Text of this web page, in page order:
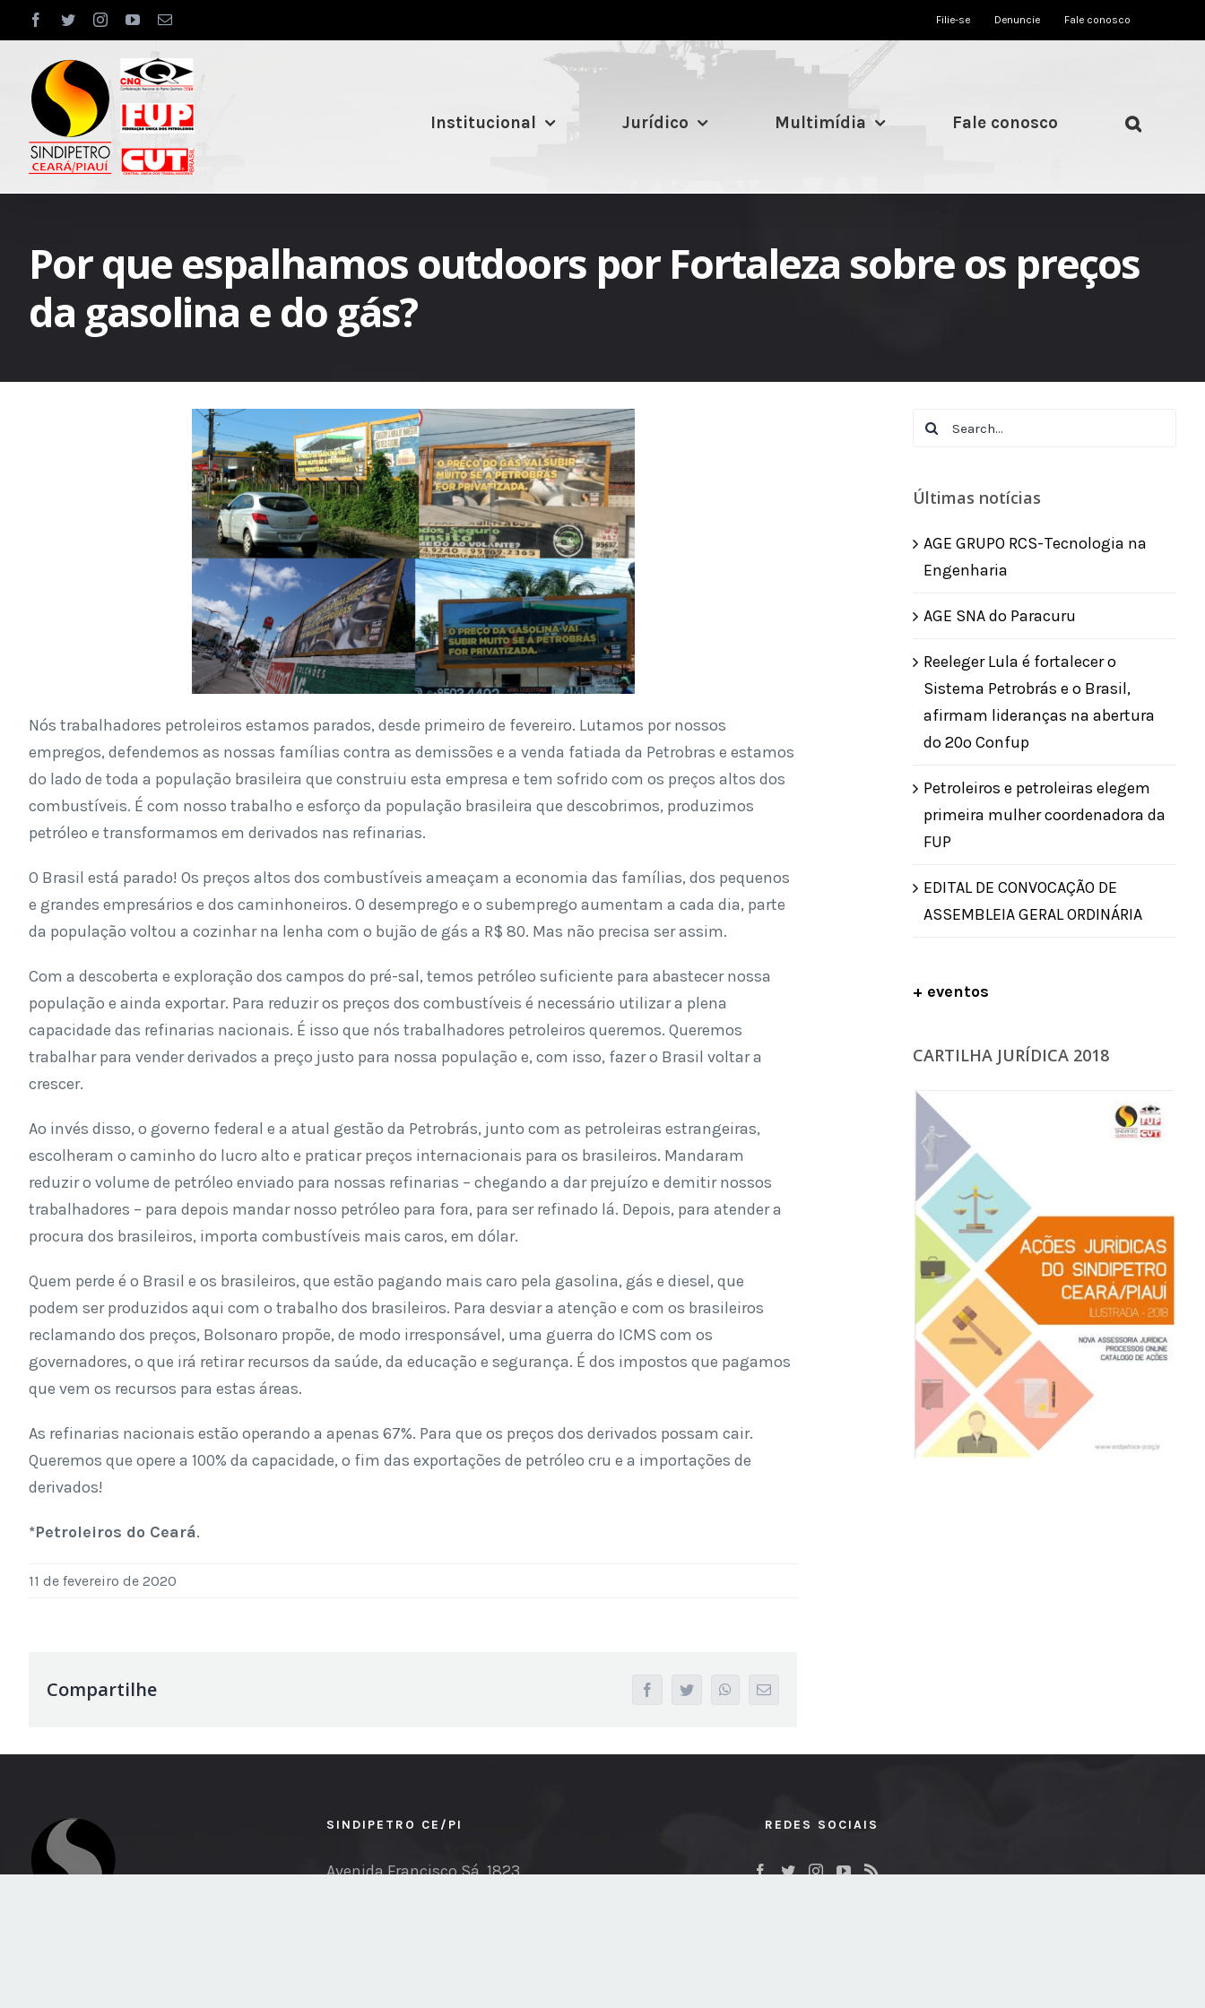
to
content
facebook
twitterinstagram
youtubeEmail Filie-se Denuncie Fale conosco
Institucional Jurídico Multimídia Fale conosco
Por que espalhamos outdoors por Fortaleza sobre os preços
da gasolina e do gás?
Nós trabalhadores petroleiros estamos parados, desde primeiro de fevereiro. Lutamos por nossos
empregos, defendemos as nossas famílias contra as demissões e a venda fatiada da Petrobras e estamos
do lado de toda a população brasileira que construiu esta empresa e tem sofrido com os preços altos dos
combustíveis. É com nosso trabalho e esforço da população brasileira que descobrimos, produzimos
petróleo e transformamos em derivados nas refinarias.
O Brasil está parado! Os preços altos dos combustíveis ameaçam a economia das famílias, dos pequenos
e grandes empresários e dos caminhoneiros. O desemprego e o subemprego aumentam a cada dia, parte
da população voltou a cozinhar na lenha com o bujão de gás a R$ 80. Mas não precisa ser assim.
Com a descoberta e exploração dos campos do pré-sal, temos petróleo suficiente para abastecer nossa
população e ainda exportar. Para reduzir os preços dos combustíveis é necessário utilizar a plena
capacidade das refinarias nacionais. É isso que nós trabalhadores petroleiros queremos. Queremos
trabalhar para vender derivados a preço justo para nossa população e, com isso, fazer o Brasil voltar a
crescer.
Ao invés disso, o governo federal e a atual gestão da Petrobrás, junto com as petroleiras estrangeiras,
escolheram o caminho do lucro alto e praticar preços internacionais para os brasileiros. Mandaram
reduzir o volume de petróleo enviado para nossas refinarias – chegando a dar prejuízo e demitir nossos
trabalhadores – para depois mandar nosso petróleo para fora, para ser refinado lá. Depois, para atender a
procura dos brasileiros, importa combustíveis mais caros, em dólar.
Quem perde é o Brasil e os brasileiros, que estão pagando mais caro pela gasolina, gás e diesel, que
podem ser produzidos aqui com o trabalho dos brasileiros. Para desviar a atenção e com os brasileiros
reclamando dos preços, Bolsonaro propõe, de modo irresponsável, uma guerra do ICMS com os
governadores, o que irá retirar recursos da saúde, da educação e segurança. É dos impostos que pagamos
que vem os recursos para estas áreas.
As refinarias nacionais estão operando a apenas 67%. Para que os preços dos derivados possam cair.
Queremos que opere a 100% da capacidade, o fim das exportações de petróleo cru e a importações de
derivados!
*Petroleiros do Ceará.
11 de fevereiro de 2020
Compartilhe facebooktwitter whatsappEmail
Search
Últimas notícias
AGE GRUPO RCS-Tecnologia na
Engenharia
AGE SNA do Paracuru
Reeleger Lula é fortalecer o
Sistema Petrobrás e o Brasil,
afirmam lideranças na abertura
do 20º Confup
Petroleiros e petroleiras elegem
primeira mulher coordenadora da
FUP
EDITAL DE CONVOCAÇÃO DE
ASSEMBLEIA GERAL ORDINÁRIA
+ eventos
CARTILHA JURÍDICA 2018
SINDIPETRO CE/PI
Avenida Francisco Sá, 1823
REDES SOCIAIS